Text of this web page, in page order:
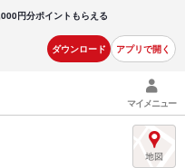
円分ポイントもらえる
ダウンロード アプリで開く
マイメニュー